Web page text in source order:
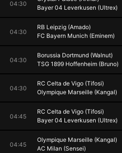
04:30
Bayer 04 Leverkusen (Ultrex)
04:30
RB Leipzig (Amado)
FC Bayern Munich (Eminem)
04:30
Borussia Dortmund (Walnut)
TSG 1899 Hoffenheim (Bruno)
04:30
RC Celta de Vigo (Tifosi)
Olympique Marseille (Kangal)
04:45
RC Celta de Vigo (Tifosi)
Bayer 04 Leverkusen (Ultrex)
04:45
Olympique Marseille (Kangal)
AC Milan (Sensei)